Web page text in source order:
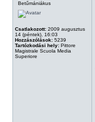
Betűmániákus
Csatlakozott: 2009 augusztus
14 (péntek), 16:03
Hozzászólások: 5239
Tartózkodási hely: Pittore
Magistrale Scuola Media
Superiore